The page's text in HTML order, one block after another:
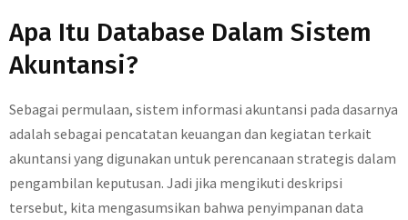
Apa Itu Database Dalam Sistem
Akuntansi?
Sebagai permulaan, sistem informasi akuntansi pada dasarnya
adalah sebagai pencatatan keuangan dan kegiatan terkait
akuntansi yang digunakan untuk perencanaan strategis dalam
pengambilan keputusan. Jadi jika mengikuti deskripsi
tersebut, kita mengasumsikan bahwa penyimpanan data